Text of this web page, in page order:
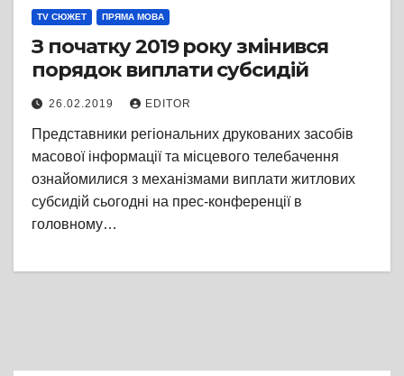
TV СЮЖЕТ ПРЯМА МОВА
З початку 2019 року змінився
порядок виплати субсидій
26.02.2019 EDITOR
Представники регіональних друкованих засобів
масової інформації та місцевого телебачення
ознайомилися з механізмами виплати житлових
субсидій сьогодні на прес-конференції в
головному…